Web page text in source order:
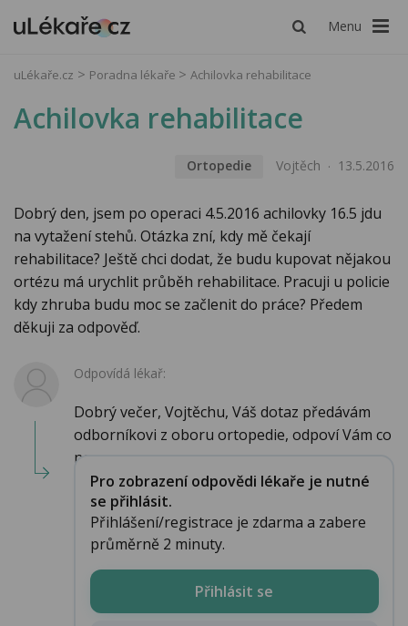
Menu
uLékaře.cz Poradna lékaře Achilovka rehabilitace
Achilovka rehabilitace
Ortopedie Vojtěch 13.5.2016
Dobrý den, jsem po operaci 4.5.2016 achilovky 16.5 jdu
na vytažení stehů. Otázka zní, kdy mě čekají
rehabilitace? Ještě chci dodat, že budu kupovat nějakou
ortézu má urychlit průběh rehabilitace. Pracuji u policie
kdy zhruba budu moc se začlenit do práce? Předem
děkuji za odpověď.
Odpovídá lékař:
Dobrý večer, Vojtěchu, Váš dotaz předávám
odborníkovi z oboru ortopedie, odpoví Vám co
ne...
Pro zobrazení odpovědi lékaře je nutné
se přihlásit.
Přihlášení/registrace je zdarma a zabere
průměrně 2 minuty.
Přihlásit se